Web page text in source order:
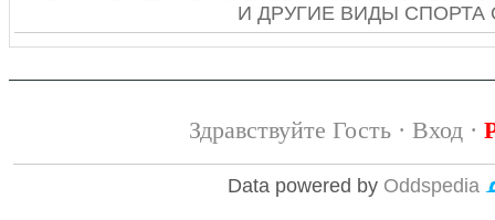
И ДРУГИЕ ВИДЫ СПОРТА
Здравствуйте Гость · Вход·
Data powered by Oddspedia